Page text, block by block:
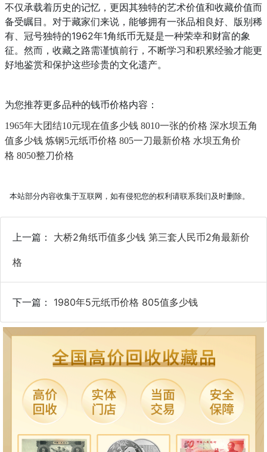
不仅承载着历史的记忆，更因其独特的艺术价值和收藏价值而
备受瞩目。对于藏家们来说，能够拥有一张品相良好、版别稀
有、冠号独特的1962年1角纸币无疑是一种荣幸和财富的象
征。然而，收藏之路需谨慎前行，不断学习和积累经验才能更
好地鉴赏和保护这些珍贵的文化遗产。
为您推荐更多品种的钱币价格内容：
1965年大团结10元现在值多少钱 8010一张的价格 深水坝五角
值多少钱 炼钢5元纸币价格 805一刀最新价格 水坝五角价
格 8050整刀价格
本站部分内容收集于互联网，如有侵犯您的权利请联系我们及时删除。
上一篇： 大桥2角纸币值多少钱 第三套人民币2角最新价
格
下一篇： 1980年5元纸币价格 805值多少钱